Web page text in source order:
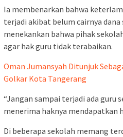
Ia membenarkan bahwa
terjadi akibat belum cairnya
menekankan bahwa pihak
agar hak guru tidak terabaikan.
Oman Jumansyah Ditunjuk
Golkar Kota Tangerang
“Jangan sampai terjadi ada guru
menerima haknya mendapatkan
Di beberapa sekolah memang